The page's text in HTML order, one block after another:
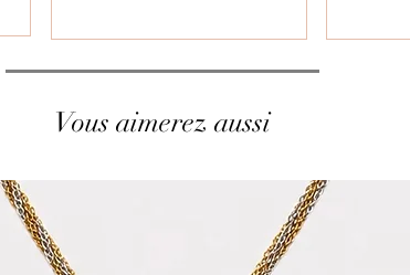
Vous aimerez aussi